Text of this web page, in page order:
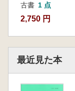
古書 1 点
2,750 円
最近見た本